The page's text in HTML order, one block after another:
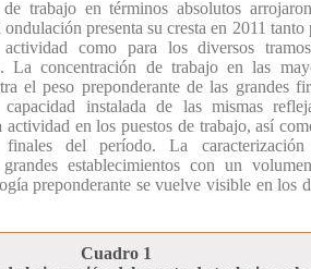
trabajo en términos absolutos
presenta su cresta en 2011 tanto
como para los diversos
La concentración de trabajo en las
el peso preponderante de las grandes
capacidad instalada de las mismas
actividad en los puestos de trabajo, así
finales del período. La
establecimientos con un
preponderante se vuelve visible en los
Cuadro 1